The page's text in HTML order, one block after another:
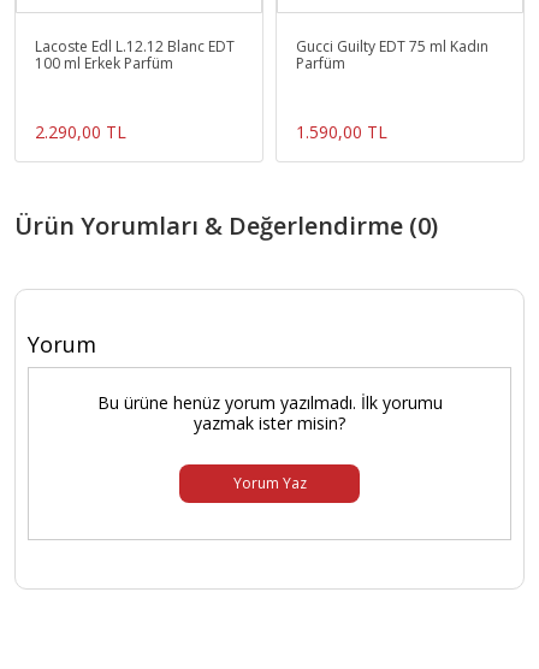
Lacoste Edl L.12.12 Blanc EDT
100 ml Erkek Parfüm
2.290,00 TL
Gucci Guilty EDT 75 ml Kadın
Parfüm
1.590,00 TL
Ürün Yorumları & Değerlendirme (0)
Yorum
Bu ürüne henüz yorum yazılmadı. İlk yorumu
yazmak ister misin?
Yorum Yaz